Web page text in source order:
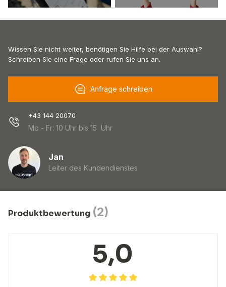
Wissen Sie nicht weiter, benötigen Sie Hilfe bei der Auswahl?
Schreiben Sie eine Frage oder rufen Sie uns an.
Anfrage schreiben
+43 144 20070
Mo - Fr: 10 Uhr bis 15 Uhr
Jan
Leiter des Kundendienstes
Produktbewertung (2)
5,0